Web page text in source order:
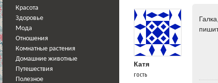
Красота
Здоровье
Мода
Отношения
Комнатные растения
Домашние животные
Путешествия
Полезное
Катя
гость